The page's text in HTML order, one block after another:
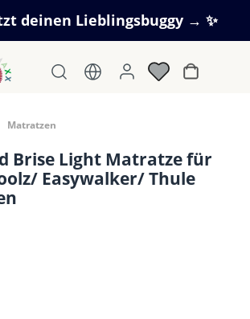
deinen Lieblingsbuggy → ✨
Matratzen
Brise Light Matratze für
Easywalker/ Thule